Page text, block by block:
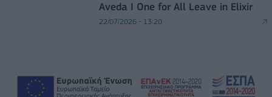
Aveda I One for All Leave in Elixir
22/07/2026 - 13:20